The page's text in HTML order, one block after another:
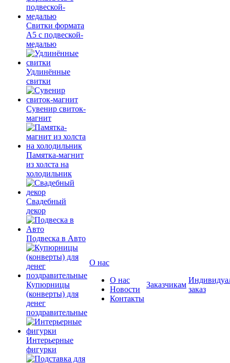
Свитки формата
А5 с подвеской-
медалью
Удлинённые
свитки
Сувенир свиток-
магнит
Памятка-магнит
из холста на
холодильник
Свадебный
декор
Подвеска в Авто
Купюрницы
(конверты) для
денег
поздравительные
Интерьерные
фигурки
О нас
О нас
Новости
Контакты
Заказчикам
заказ